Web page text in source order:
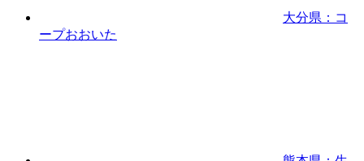
大分県：コ
ープおおいた